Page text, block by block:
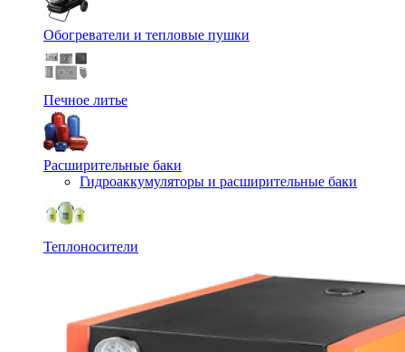
Обогреватели и тепловые пушки
Печное литье
Расширительные баки
Гидроаккумуляторы и расширительные баки
Теплоносители